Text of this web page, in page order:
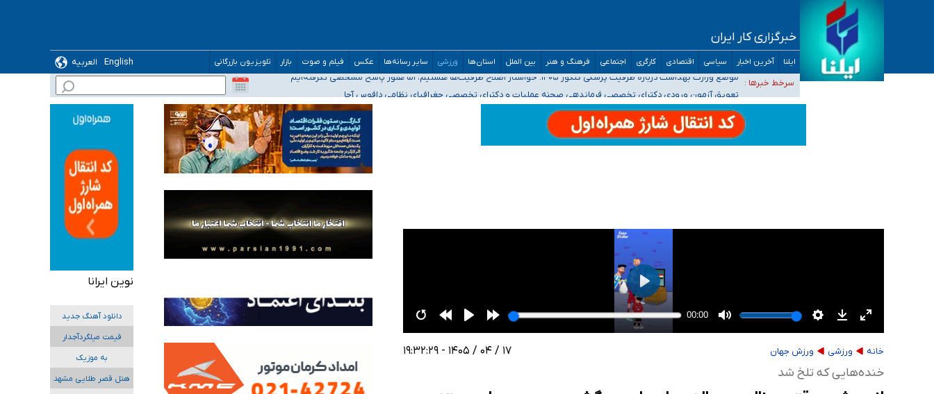
خبرگزاری کار ایران
ایلنا آخرین اخبار سیاسی اقتصادی کارگری اجتماعی فرهنگ و هنر بین الملل استان‌ها ورزشی سایر رسانه‌ها عکس فیلم و صوت بازار تلویزیون بازرگانی English
العربیه
سرخط خبرها :
۴۰ تا ۵۰ روز گرمای نسبی در پیش داریم/ دمای تهران به ۳۸ درجه می‌رسد
موضع وزارت بهداشت درباره ظرفیت پزشکی کنکور ۱۴۰۵: خواستار اصلاح ظرفیت‌ها هستیم، اما هنوز پاسخ مشخصی نگرفته‌ایم
تعویق آزمون ورودی دکترای تخصصی فرماندهی صحنه عملیات و دکترای تخصصی جغرافیای نظامی دافوس آجا
خبرنگاران راویان حقیقت با دغدغه نان، مسکن و بیمه
آخرین وضعیت شیوع عفونت‌های تنفسی در کشور/ خوزستان و کرمان بالاتر از آستانه هشدار
خانه ورزشی ورزش جهان ۱۷ / ۰۴ / ۱۴۰۵ - ۱۹:۳۲:۲۹
خنده‌هایی که تلخ شد
نوین ایرانا
دانلود آهنگ جدید
قیمت میلگردآجدار
به موزیک
هتل قصر طلایی مشهد